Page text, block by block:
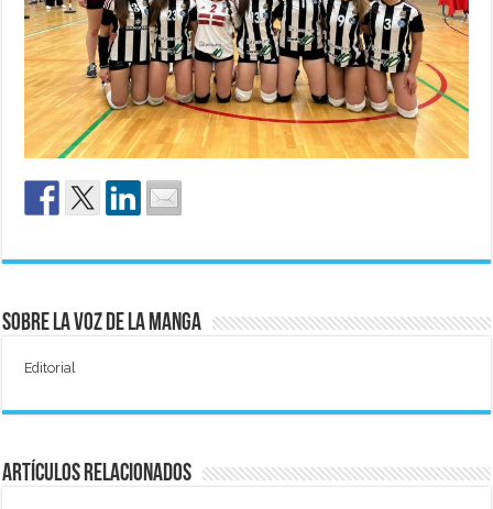
Sobre La Voz de La Manga
Editorial
Artículos relacionados